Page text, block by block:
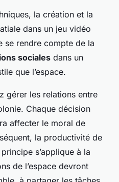
la création et la
dans un jeu vidéo
se rendre compte de la
sociales dans un
que l’espace.
gérer les relations entre
Chaque décision
affecter le moral de
la productivité de
s’applique à la
de l’espace devront